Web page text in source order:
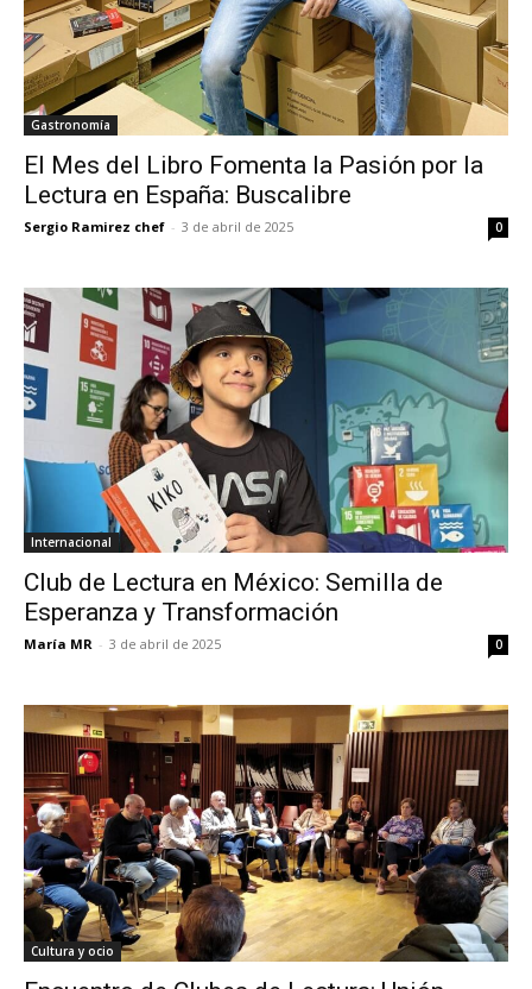
Gastronomía
El Mes del Libro Fomenta la Pasión por la
Lectura en España: Buscalibre
Sergio Ramirez chef - 3 de abril de 2025 0
Internacional
Club de Lectura en México: Semilla de
Esperanza y Transformación
María MR - 3 de abril de 2025 0
Cultura y ocio